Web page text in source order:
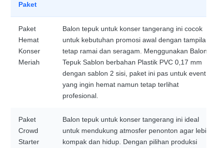
Paket
Paket
Hemat
Konser
Meriah
Balon tepuk untuk konser tangerang ini cocok
untuk kebutuhan promosi awal dengan tampilan
tetap ramai dan seragam. Menggunakan Balon
Tepuk Sablon berbahan Plastik PVC 0,17 mm
dengan sablon 2 sisi, paket ini pas untuk event
yang ingin hemat namun tetap terlihat
profesional.
Paket
Crowd
Starter
Balon tepuk untuk konser tangerang ini ideal
untuk mendukung atmosfer penonton agar lebih
kompak dan hidup. Dengan pilihan produksi